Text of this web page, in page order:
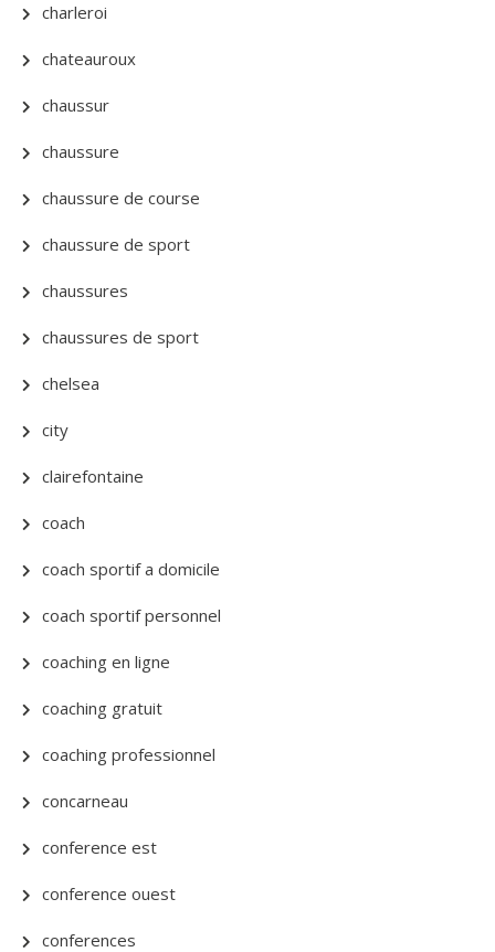
charleroi
chateauroux
chaussur
chaussure
chaussure de course
chaussure de sport
chaussures
chaussures de sport
chelsea
city
clairefontaine
coach
coach sportif a domicile
coach sportif personnel
coaching en ligne
coaching gratuit
coaching professionnel
concarneau
conference est
conference ouest
conferences